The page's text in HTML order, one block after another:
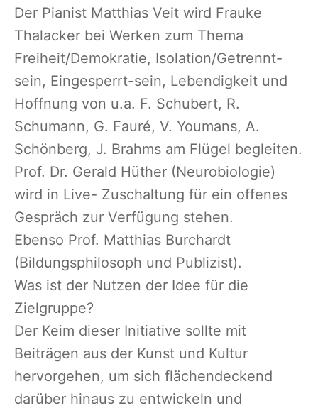
Der Pianist Matthias Veit wird Frauke
Thalacker bei Werken zum Thema
Freiheit/Demokratie, Isolation/Getrennt-
sein, Eingesperrt-sein, Lebendigkeit und
Hoffnung von u.a. F. Schubert, R.
Schumann, G. Fauré, V. Youmans, A.
Schönberg, J. Brahms am Flügel begleiten.
Prof. Dr. Gerald Hüther (Neurobiologie)
wird in Live- Zuschaltung für ein offenes
Gespräch zur Verfügung stehen.
Ebenso Prof. Matthias Burchardt
(Bildungsphilosoph und Publizist).
Was ist der Nutzen der Idee für die
Zielgruppe?
Der Keim dieser Initiative sollte mit
Beiträgen aus der Kunst und Kultur
hervorgehen, um sich flächendeckend
darüber hinaus zu entwickeln und